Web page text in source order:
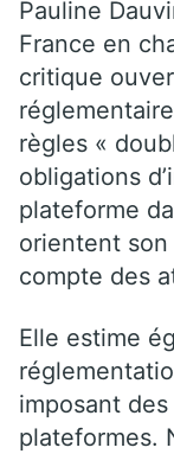
Pauline
France en
critique
règles «
obligations
plateforme
orientent
compte des
Elle estime
imposant
plateformes.